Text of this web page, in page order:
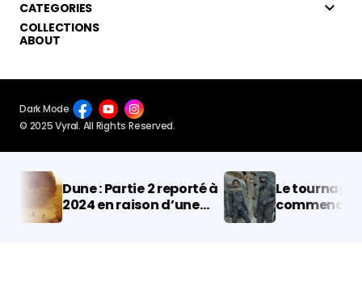
CATEGORIES
COLLECTIONS
ABOUT
© 2025 Vyral. All Rights Reserved.
Dark Mode
Dune : Partie 2 reporté à
2024 en raison d’une
grève à Hollywood
Le tournage de
commencé !
la date de